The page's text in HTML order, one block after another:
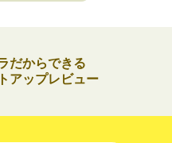
だからできる
アップレビュー